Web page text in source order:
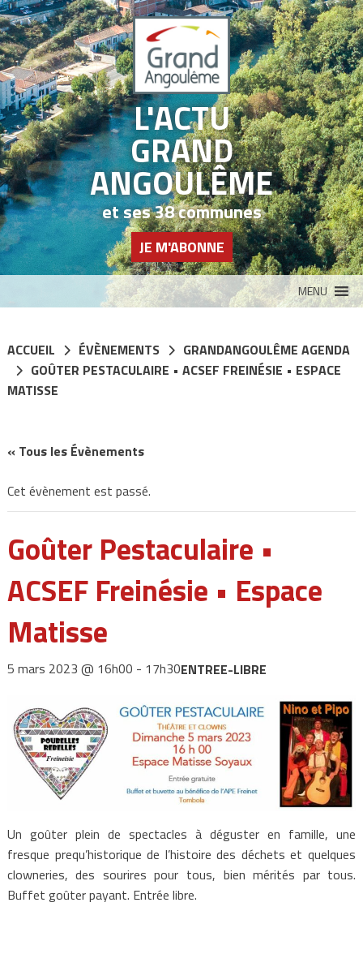
L'ACTU
GRAND
ANGOULÊME
et ses 38 communes
JE M'ABONNE
MENU
ACCUEIL ÉVÈNEMENTS
GRANDANGOULÊME AGENDA
GOÛTER PESTACULAIRE • ACSEF FREINÉSIE • ESPACE
MATISSE
« Tous les Évènements
Cet évènement est passé.
Goûter Pestaculaire •
ACSEF Freinésie • Espace
Matisse
5 mars 2023 @ 16h00 - 17h30ENTREE-LIBRE
Un goûter plein de spectacles à déguster en famille, une
fresque prequ’historique de l’histoire des déchets et quelques
clowneries, des sourires pour tous, bien mérités par tous.
Buffet goûter payant. Entrée libre.
Panneau de gestion des cookies